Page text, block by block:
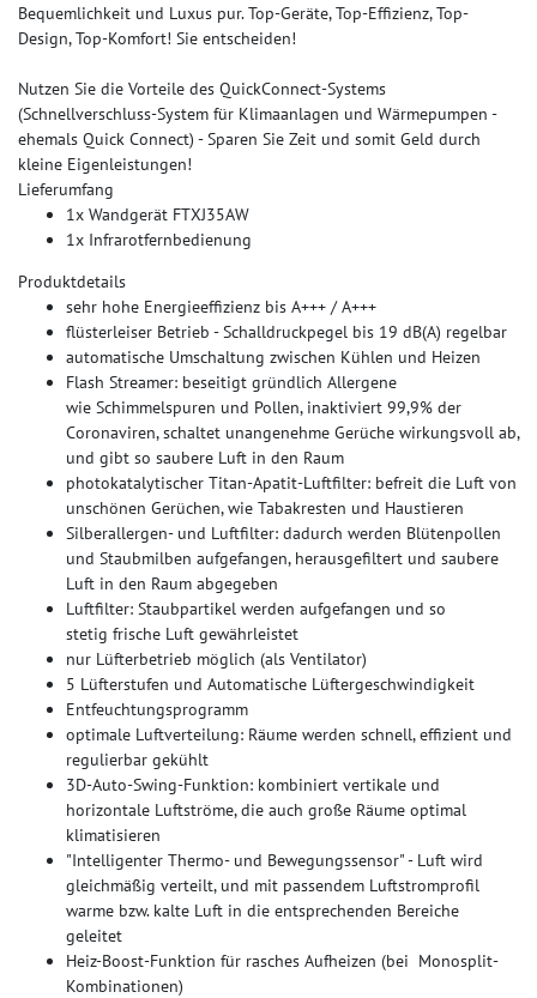
Bequemlichkeit und Luxus pur. Top-Geräte, Top-Effizienz, Top-
Design, Top-Komfort! Sie entscheiden!
Nutzen Sie die Vorteile des QuickConnect-Systems
(Schnellverschluss-System für Klimaanlagen und Wärmepumpen -
ehemals Quick Connect) - Sparen Sie Zeit und somit Geld durch
kleine Eigenleistungen!
Lieferumfang
1x Wandgerät FTXJ35AW
1x Infrarotfernbedienung
Produktdetails
sehr hohe Energieeffizienz bis A+++ / A+++
flüsterleiser Betrieb - Schalldruckpegel bis 19 dB(A) regelbar
automatische Umschaltung zwischen Kühlen und Heizen
Flash Streamer: beseitigt gründlich Allergene
wie Schimmelspuren und Pollen, inaktiviert 99,9% der
Coronaviren, schaltet unangenehme Gerüche wirkungsvoll ab,
und gibt so saubere Luft in den Raum
photokatalytischer Titan-Apatit-Luftfilter: befreit die Luft von
unschönen Gerüchen, wie Tabakresten und Haustieren
Silberallergen- und Luftfilter: dadurch werden Blütenpollen
und Staubmilben aufgefangen, herausgefiltert und saubere
Luft in den Raum abgegeben
Luftfilter: Staubpartikel werden aufgefangen und so
stetig frische Luft gewährleistet
nur Lüfterbetrieb möglich (als Ventilator)
5 Lüfterstufen und Automatische Lüftergeschwindigkeit
Entfeuchtungsprogramm
optimale Luftverteilung: Räume werden schnell, effizient und
regulierbar gekühlt
3D-Auto-Swing-Funktion: kombiniert vertikale und
horizontale Luftströme, die auch große Räume optimal
klimatisieren
"Intelligenter Thermo- und Bewegungssensor" - Luft wird
gleichmäßig verteilt, und mit passendem Luftstromprofil
warme bzw. kalte Luft in die entsprechenden Bereiche
geleitet
Heiz-Boost-Funktion für rasches Aufheizen (bei Monosplit-
Kombinationen)